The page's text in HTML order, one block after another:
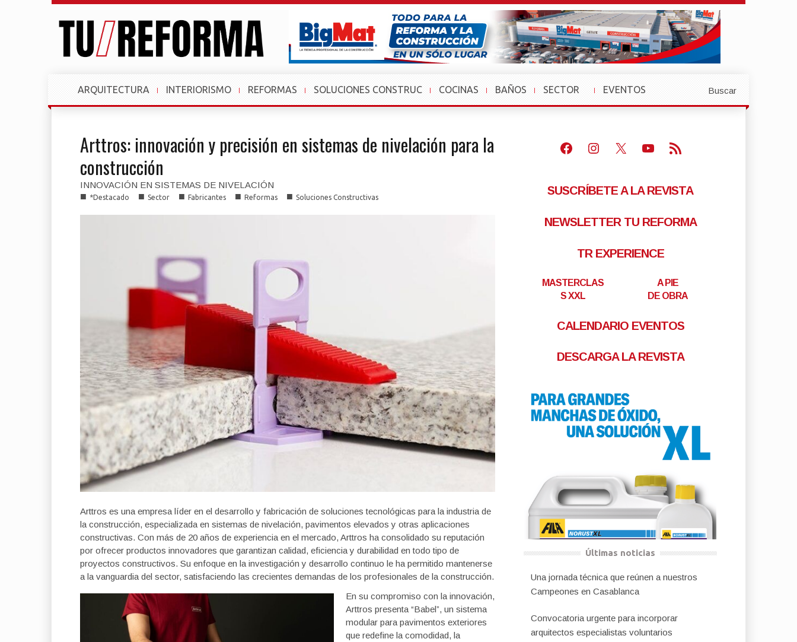
ARQUITECTURA INTERIORISMO REFORMAS SOLUCIONES CONSTRUC COCINAS BAÑOS
SECTOR
»
EVENTOS
»
Buscar
Arttros: innovación y precisión en sistemas de nivelación para la
construcción
INNOVACIÓN EN SISTEMAS DE NIVELACIÓN
■ *Destacado ■ Sector ■ Fabricantes ■ Reformas ■ Soluciones Constructivas
Arttros es una empresa líder en el desarrollo y fabricación de soluciones tecnológicas para la industria de
la construcción, especializada en sistemas de nivelación, pavimentos elevados y otras aplicaciones
constructivas. Con más de 20 años de experiencia en el mercado, Arttros ha consolidado su reputación
por ofrecer productos innovadores que garantizan calidad, eficiencia y durabilidad en todo tipo de
proyectos constructivos. Su enfoque en la investigación y desarrollo continuo le ha permitido mantenerse
a la vanguardia del sector, satisfaciendo las crecientes demandas de los profesionales de la construcción.
En su compromiso con la innovación,
Arttros presenta “Babel”, un sistema
modular para pavimentos exteriores
que redefine la comodidad, la
Facebook
Instagram
X Youtube
Feed RSS
SUSCRÍBETE A LA REVISTA
NEWSLETTER TU REFORMA
TR EXPERIENCE
MASTERCLAS
S XXL
A PIE
DE OBRA
CALENDARIO EVENTOS
DESCARGA LA REVISTA
Últimas noticias
Una jornada técnica que reúnen a nuestros
Campeones en Casablanca
Convocatoria urgente para incorporar
arquitectos especialistas voluntarios